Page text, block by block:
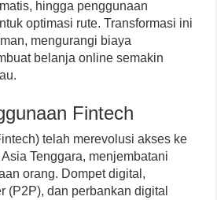
hingga penggunaan
optimasi rute. Transformasi ini
mengurangi biaya
belanja online semakin
Fintech
telah merevolusi akses ke
Tenggara, menjembatani
orang. Dompet digital,
(P2P), dan perbankan digital